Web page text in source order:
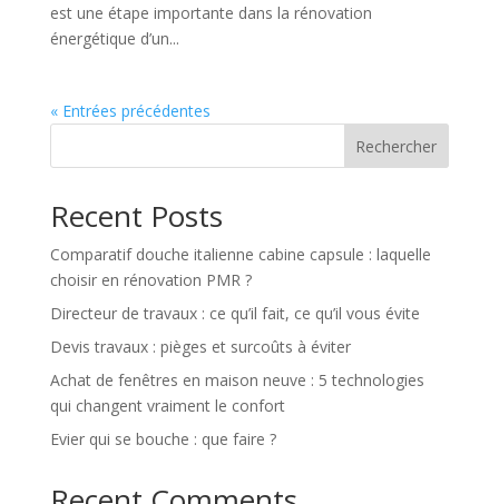
est une étape importante dans la rénovation
énergétique d’un...
« Entrées précédentes
Rechercher
Recent Posts
Comparatif douche italienne cabine capsule : laquelle
choisir en rénovation PMR ?
Directeur de travaux : ce qu’il fait, ce qu’il vous évite
Devis travaux : pièges et surcoûts à éviter
Achat de fenêtres en maison neuve : 5 technologies
qui changent vraiment le confort
Evier qui se bouche : que faire ?